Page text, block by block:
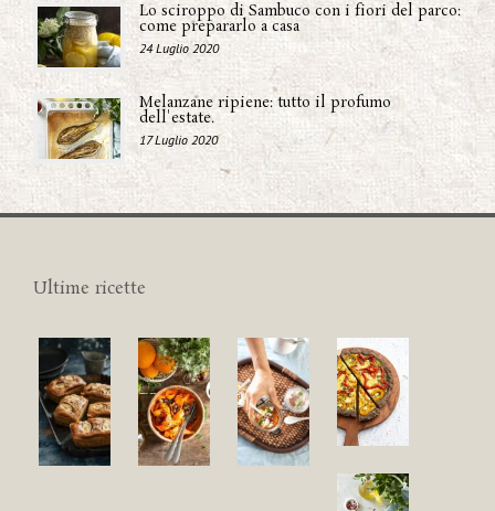
Lo sciroppo di Sambuco con i fiori del parco:
come prepararlo a casa
24 Luglio 2020
Melanzane ripiene: tutto il profumo
dell'estate.
17 Luglio 2020
Ultime ricette